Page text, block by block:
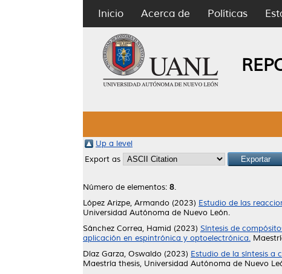
Inicio Acerca de Políticas
Up a level
Export as
Número de elementos: 8.
López Arizpe, Armando (2023) Estudio de las
Universidad Autónoma de Nuevo León.
Sánchez Correa, Hamid (2023) Síntesis de
aplicación en espintrónica y optoelectrónica.
Díaz Garza, Oswaldo (2023) Estudio de la síntesis a
Maestría thesis, Universidad Autónoma de Nuevo